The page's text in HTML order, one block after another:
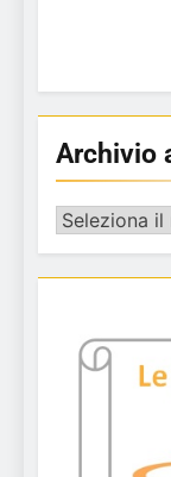
Archivio
Archivio